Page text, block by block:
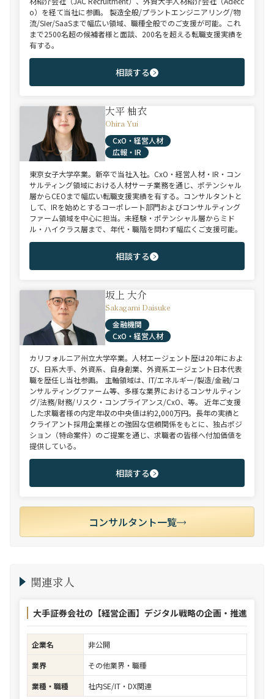
o）を経て当社に参画。 製造全般/プラントエンジニアリング/物
流/SIer/SaaSまで幅広い領域、職種全般でのご支援が可能。これ
まで2500名超の候補者様と面談、200名を超える転職支援実績を
有する。
相談する
大平 柚衣
Ohira Yui
CxO・経営人材
広報・IR
東京女子大学卒業。新卒で当社入社。CxO・経営人材・IR・コン
サルティング領域における人材サーチ業務を通じ、ポテンシャル
層からCEOまで幅広い転職支援実績を有する。コンサルタントと
して、IRを始めとするコーポレート部門およびコンサルティング
ファーム領域を中心に担当。未経験・ポテンシャル層からミド
ル・ハイクラス層まで、年代・職階を問わず幅広くご支援可能。
相談する
坂上 大介
Sakagami Daisuke
金融機関
CxO・経営人材
カリフォルニア州立大学卒業。人材エージェント歴は20年におよ
び、日系大手、外資系、自身創業、外資系エージェント日本代表
職を歴任し当社参画。 主軸領域は、IT/エネルギー/製造/金融/コ
ンサルティングファーム等、多様な業界におけるコンサルティン
グ/法務/財務/リスク・コンプライアンス/CxO、等。 近年ご支援
した求職者様の内定年収の中央値は約2,000万円。長年の実績と
クライアント採用企業様との強固な信頼関係をもとに、独占ポジ
ション（特命案件）のご提案を通じ、求職者の皆様へ付加価値を
提供している。
相談する
コンサルタント一覧
関連求人
大手証券会社の【経営企画】デジタル戦略の企画・推進
企業名
非公開
業界
その他業界・職種
業種・職種
社内SE/IT・DX関連